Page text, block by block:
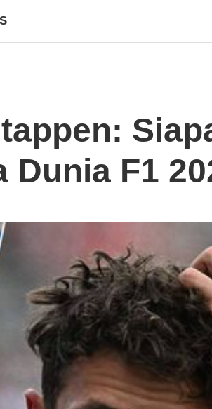
Dunia F1